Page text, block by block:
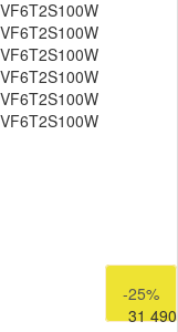
41 990
-25%
31 490